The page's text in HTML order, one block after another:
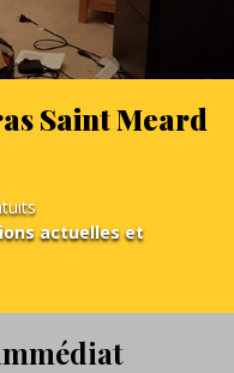
Saint Meard
actuelles et